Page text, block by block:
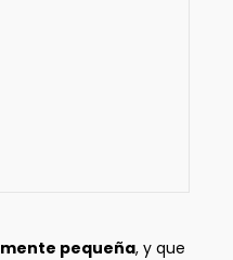
pequeña, y que